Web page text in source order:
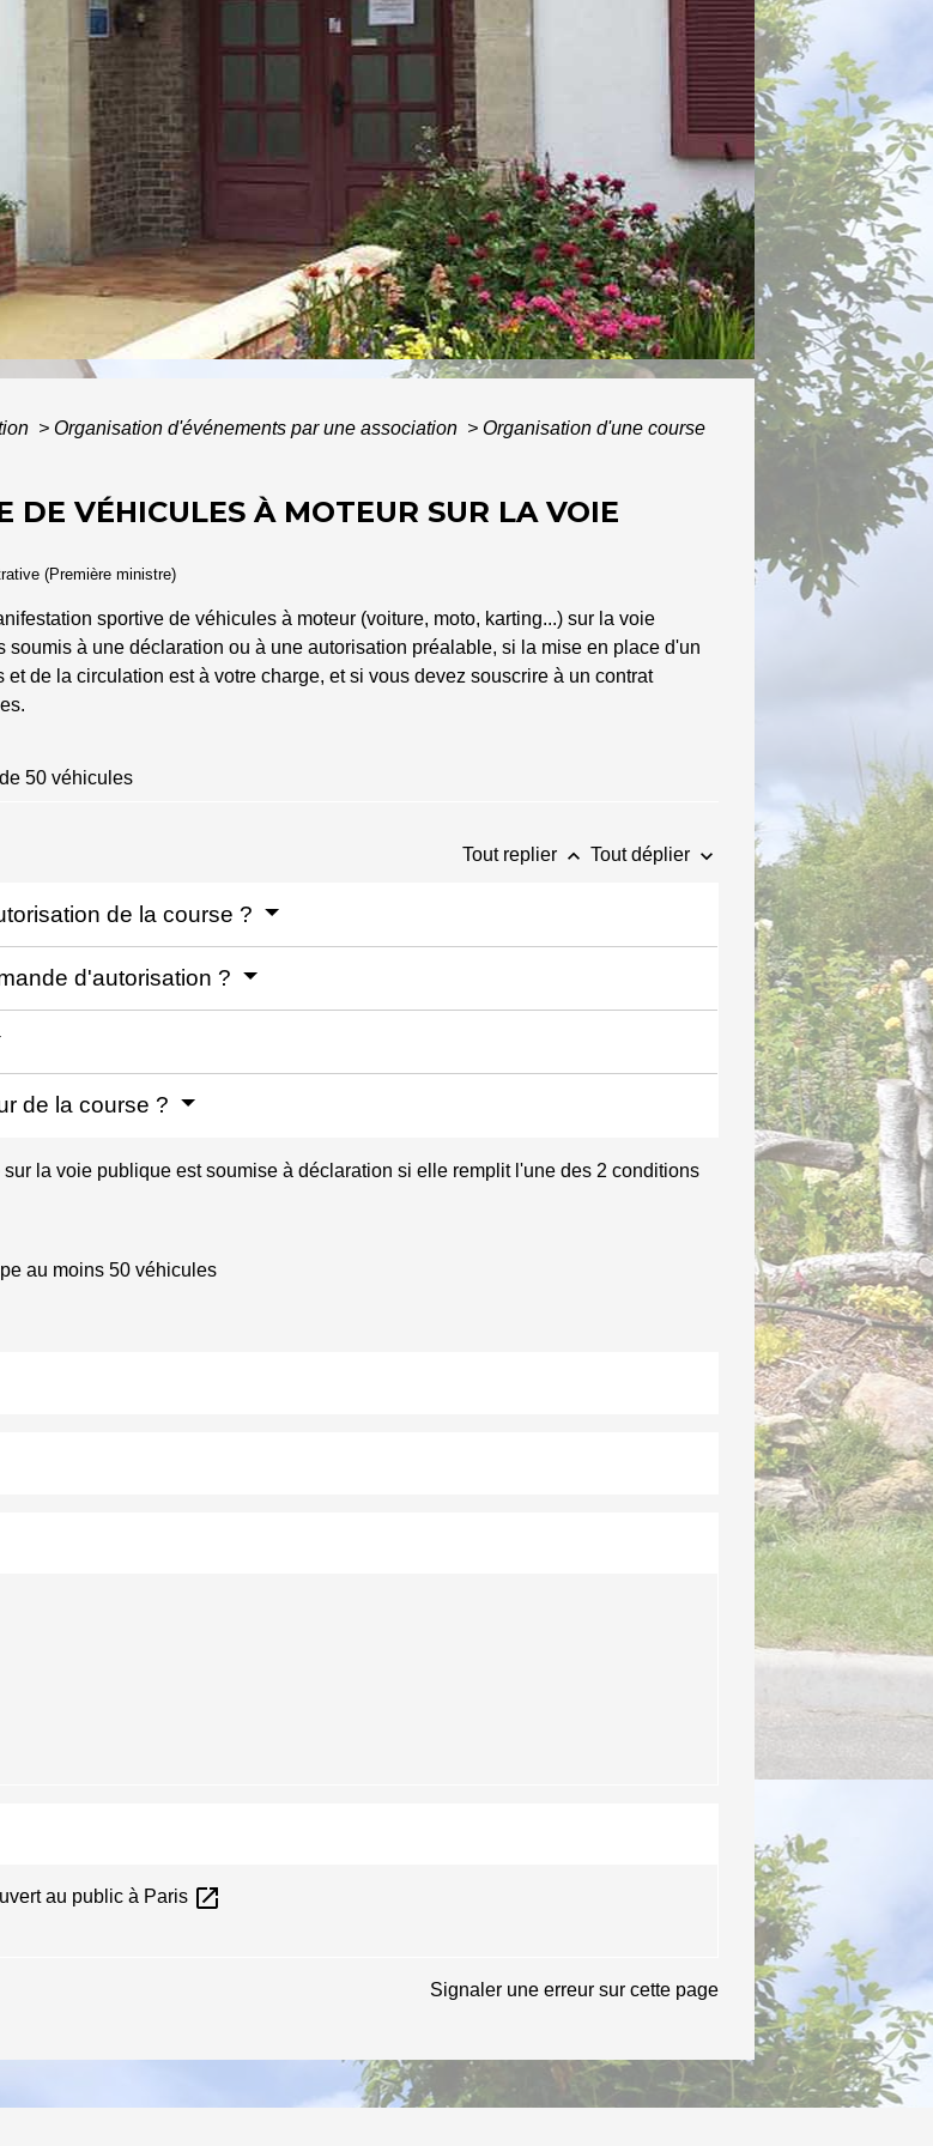
GUIDE DES DÉMARCHES ADMINISTRATIVES
> Organisation d'événements par une association > Organisation d'une course
DE VÉHICULES À MOTEUR SUR LA VOIE
(Première ministre)
sportive de véhicules à moteur (voiture, moto, karting...) sur la voie
à une déclaration ou à une autorisation préalable, si la mise en place d'un
de la circulation est à votre charge, et si vous devez souscrire à un contrat
50 véhicules
Tout replier keyboard_arrow_up Tout déplier keyboard_arrow_down
de la course ?
d'autorisation ?
de la course ?
la voie publique est soumise à déclaration si elle remplit l'une des 2 conditions
au moins 50 véhicules
au public à Paris open_in_new
Signaler une erreur sur cette page